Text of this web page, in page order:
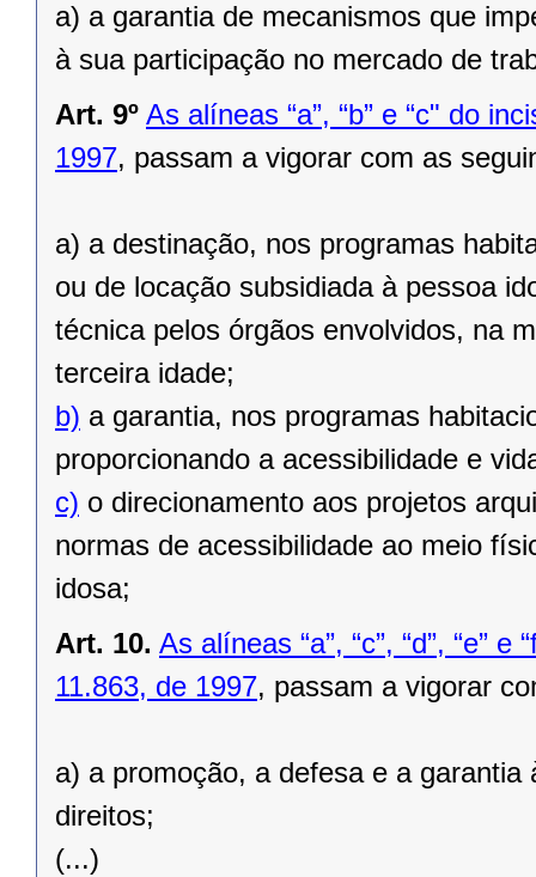
a) a garantia de mecanismos que
à sua participação no mercado de
Art. 9º As alíneas “a”, “b” e “c" do
1997, passam a vigorar com as
a) a destinação, nos programas
ou de locação subsidiada à pessoa
técnica pelos órgãos envolvidos, na
terceira idade;
b) a garantia, nos programas
proporcionando a acessibilidade e
c) o direcionamento aos projetos
normas de acessibilidade ao meio
idosa;
Art. 10. As alíneas “a”, “c”, “d”, “e”
11.863, de 1997, passam a vigorar
a) a promoção, a defesa e a
direitos;
(...)